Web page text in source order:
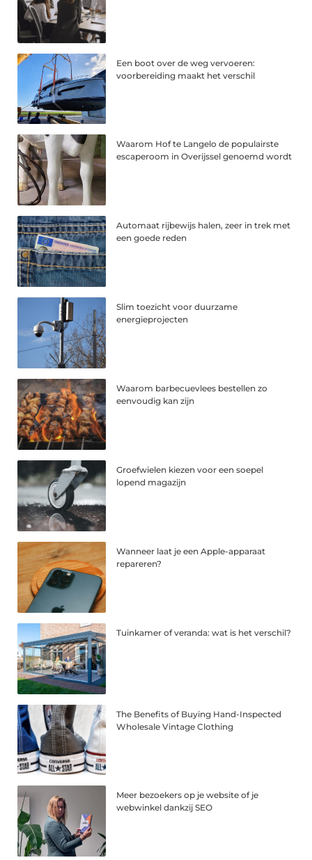
Een boot over de weg vervoeren:
voorbereiding maakt het verschil
Waarom Hof te Langelo de populairste
escaperoom in Overijssel genoemd wordt
Automaat rijbewijs halen, zeer in trek met
een goede reden
Slim toezicht voor duurzame
energieprojecten
Waarom barbecuevlees bestellen zo
eenvoudig kan zijn
Groefwielen kiezen voor een soepel
lopend magazijn
Wanneer laat je een Apple-apparaat
repareren?
Tuinkamer of veranda: wat is het verschil?
The Benefits of Buying Hand-Inspected
Wholesale Vintage Clothing
Meer bezoekers op je website of je
webwinkel dankzij SEO